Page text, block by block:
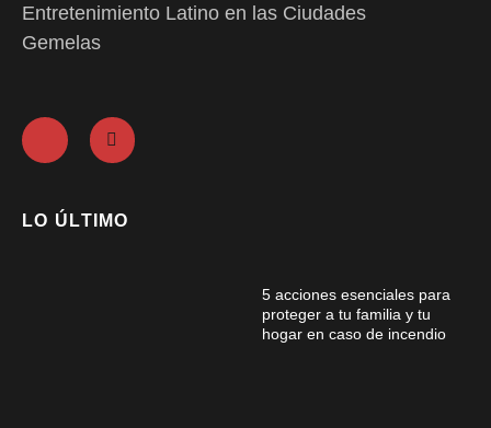
Entretenimiento Latino en las Ciudades
Gemelas
LO ÚLTIMO
5 acciones esenciales para
proteger a tu familia y tu
hogar en caso de incendio